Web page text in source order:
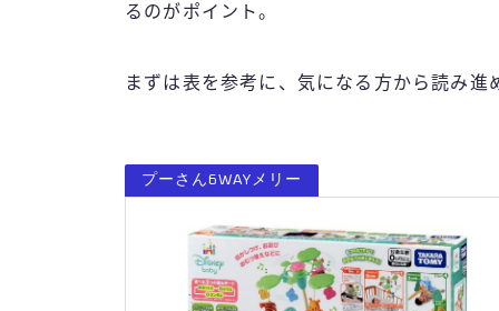
るのがポイント。
まずは表を参考に、気になる方から読み進
プーさん6WAYメリー